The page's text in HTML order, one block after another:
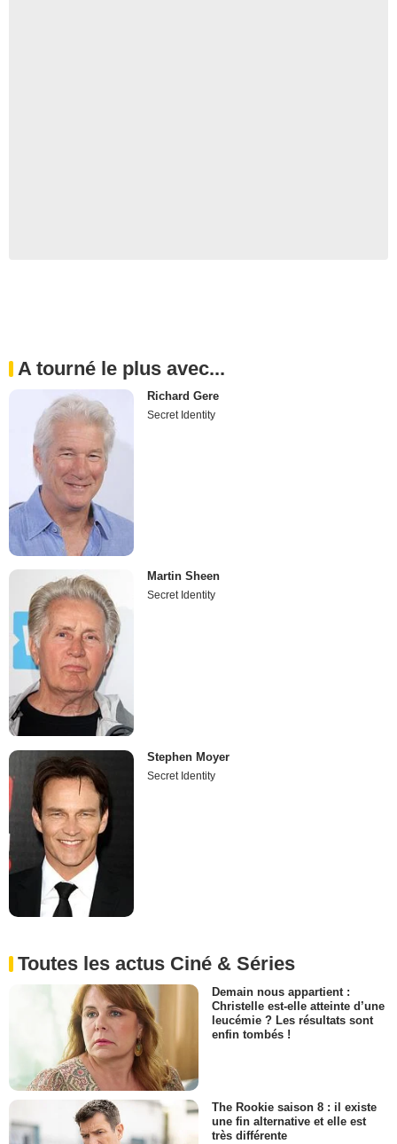
A tourné le plus avec...
Richard Gere
Secret Identity
Martin Sheen
Secret Identity
Stephen Moyer
Secret Identity
Toutes les actus Ciné & Séries
Demain nous appartient :
Christelle est-elle atteinte d’une
leucémie ? Les résultats sont
enfin tombés !
The Rookie saison 8 : il existe
une fin alternative et elle est
très différente